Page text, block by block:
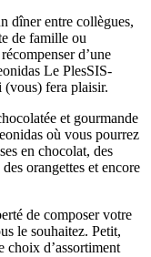
dîner entre collègues,
de famille ou
d’une
Le PlesSIS-
(vous) fera plaisir.
et gourmande
où vous pourrez
en chocolat, des
orangettes et encore
de composer votre
le souhaitez. Petit,
choix d’assortiment